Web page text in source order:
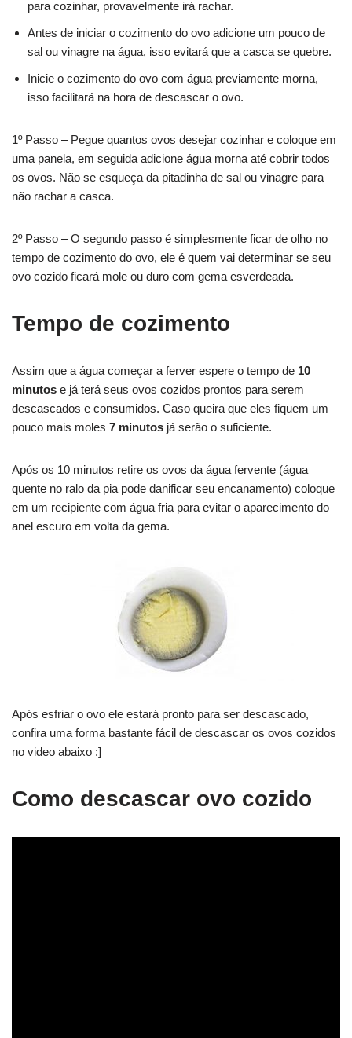
para cozinhar, provavelmente irá rachar.
Antes de iniciar o cozimento do ovo adicione um pouco de
sal ou vinagre na água, isso evitará que a casca se quebre.
Inicie o cozimento do ovo com água previamente morna,
isso facilitará na hora de descascar o ovo.
1º Passo – Pegue quantos ovos desejar cozinhar e coloque em
uma panela, em seguida adicione água morna até cobrir todos
os ovos. Não se esqueça da pitadinha de sal ou vinagre para
não rachar a casca.
2º Passo – O segundo passo é simplesmente ficar de olho no
tempo de cozimento do ovo, ele é quem vai determinar se seu
ovo cozido ficará mole ou duro com gema esverdeada.
Tempo de cozimento
Assim que a água começar a ferver espere o tempo de 10
minutos e já terá seus ovos cozidos prontos para serem
descascados e consumidos. Caso queira que eles fiquem um
pouco mais moles 7 minutos já serão o suficiente.
Após os 10 minutos retire os ovos da água fervente (água
quente no ralo da pia pode danificar seu encanamento) coloque
em um recipiente com água fria para evitar o aparecimento do
anel escuro em volta da gema.
Após esfriar o ovo ele estará pronto para ser descascado,
confira uma forma bastante fácil de descascar os ovos cozidos
no video abaixo :]
Como descascar ovo cozido